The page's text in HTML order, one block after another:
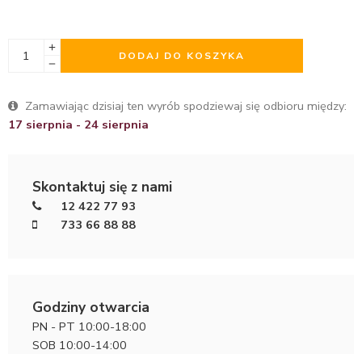
DODAJ DO KOSZYKA
Zamawiając dzisiaj ten wyrób spodziewaj się odbioru między:
17 sierpnia - 24 sierpnia
Skontaktuj się z nami
12 422 77 93
733 66 88 88
Godziny otwarcia
PN - PT 10:00-18:00
SOB 10:00-14:00